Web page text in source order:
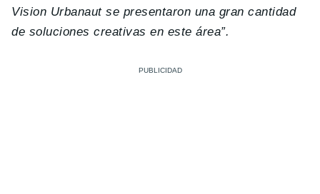
Vision Urbanaut se presentaron una gran cantidad
de soluciones creativas en este área”.